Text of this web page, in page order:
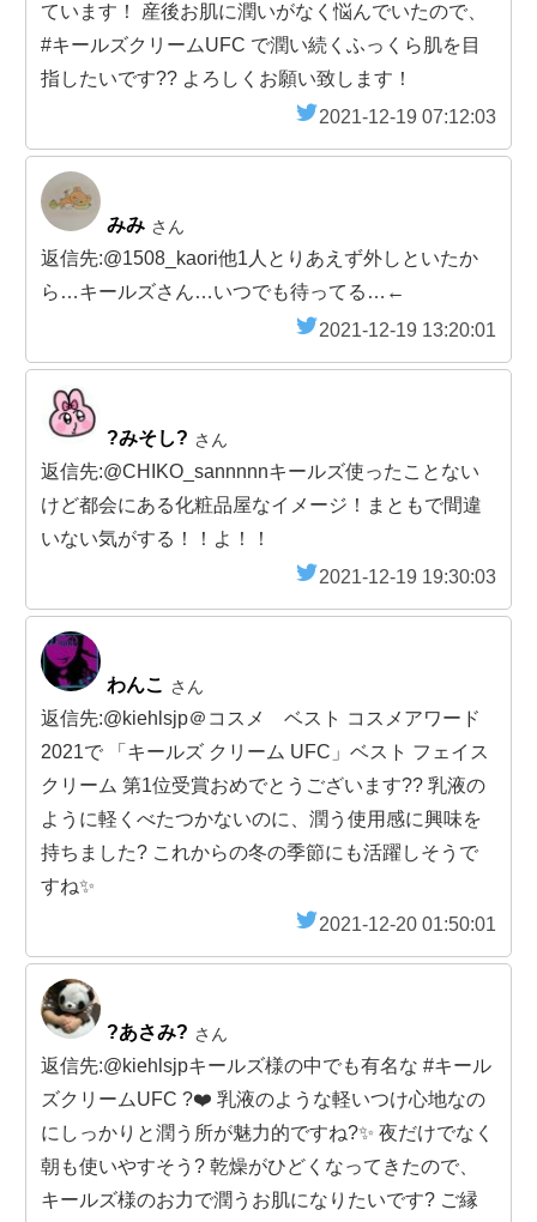
ています！ 産後お肌に潤いがなく悩んでいたので、
#キールズクリームUFC で潤い続くふっくら肌を目
指したいです?? よろしくお願い致します！
2021-12-19 07:12:03
みみ さん
返信先:@1508_kaori他1人とりあえず外しといたか
ら…キールズさん…いつでも待ってる…←
2021-12-19 13:20:01
?みそし? さん
返信先:@CHIKO_sannnnnキールズ使ったことない
けど都会にある化粧品屋なイメージ！まともで間違
いない気がする！！よ！！
2021-12-19 19:30:03
わんこ さん
返信先:@kiehlsjp＠コスメ ベスト コスメアワード
2021で 「キールズ クリーム UFC」ベスト フェイス
クリーム 第1位受賞おめでとうございます?? 乳液の
ように軽くべたつかないのに、潤う使用感に興味を
持ちました? これからの冬の季節にも活躍しそうで
すね✨
2021-12-20 01:50:01
?あさみ? さん
返信先:@kiehlsjpキールズ様の中でも有名な #キール
ズクリームUFC ?❤️ 乳液のような軽いつけ心地なの
にしっかりと潤う所が魅力的ですね?✨ 夜だけでなく
朝も使いやすそう? 乾燥がひどくなってきたので、
キールズ様のお力で潤うお肌になりたいです? ご縁